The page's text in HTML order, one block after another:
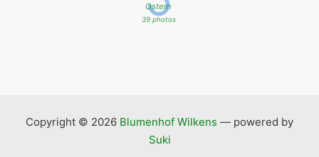
Ostern
39 photos
Copyright © 2026 Blumenhof Wilkens — powered by
Suki